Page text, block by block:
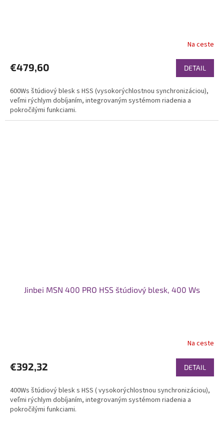
Na ceste
€479,60 DETAIL
600Ws štúdiový blesk s HSS (vysokorýchlostnou synchronizáciou),
veľmi rýchlym dobíjaním, integrovaným systémom riadenia a
pokročilými funkciami.
Jinbei MSN 400 PRO HSS štúdiový blesk, 400 Ws
Na ceste
€392,32 DETAIL
400Ws štúdiový blesk s HSS ( vysokorýchlostnou synchronizáciou),
veľmi rýchlym dobíjaním, integrovaným systémom riadenia a
pokročilými funkciami.